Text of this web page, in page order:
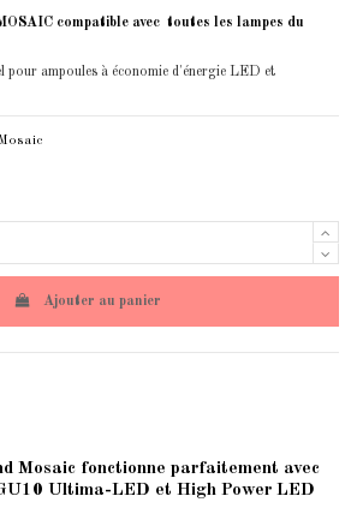
compatible avec toutes les lampes du
pour ampoules à économie d'énergie LED et
Ajouter au panier
Mosaic fonctionne parfaitement avec
Ultima-LED et High Power LED